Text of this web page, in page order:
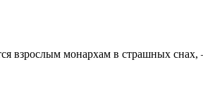
взрослым монархам в страшных